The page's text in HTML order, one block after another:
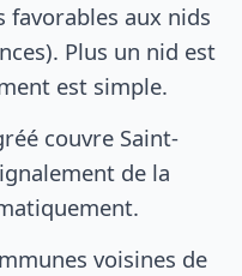
aux nids
Plus un nid est
est simple.
couvre Saint-
de la
voisines de